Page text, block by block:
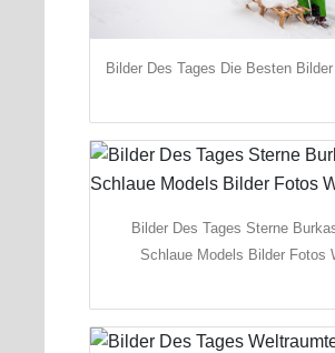
Bilder Des Tages Die Besten
Bilder Des Tages Sterne
Schlaue Models Bilder Fotos